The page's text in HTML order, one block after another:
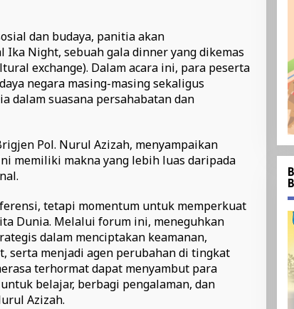
dan budaya, panitia akan
Ika Night, sebuah gala dinner yang dikemas
exchange). Dalam acara ini, para peserta
negara masing-masing sekaligus
dalam suasana persahabatan dan
Pol. Nurul Azizah, menyampaikan
memiliki makna yang lebih luas daripada
tetapi momentum untuk memperkuat
Dunia. Melalui forum ini, meneguhkan
dalam menciptakan keamanan,
serta menjadi agen perubahan di tingkat
terhormat dapat menyambut para
belajar, berbagi pengalaman, dan
Azizah.